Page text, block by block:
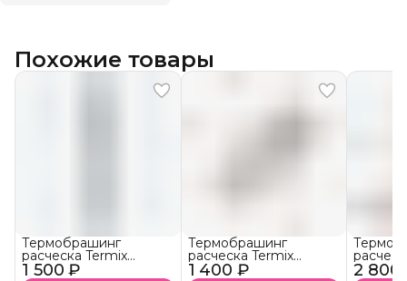
Похожие товары
1 500 ₽
Термобрашинг
расческа Termix
Evolution XL
1 400 ₽
Термобрашинг
расческа Termix
Evolution Soft
2 800